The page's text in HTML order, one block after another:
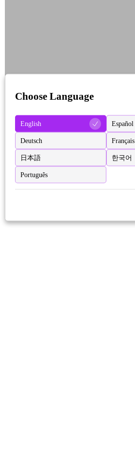
Choose Language
English Español
Deutsch Français
日本語 한국어
Português